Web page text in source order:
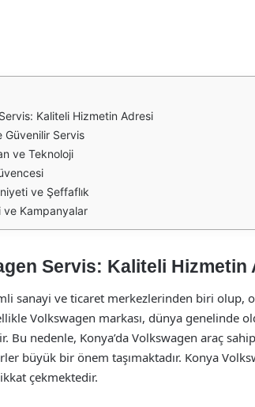
Kaliteli Hizmetin Adresi
Güvenilir Servis
ve Teknoloji
ve Şeffaflık
ve Kampanyalar
Servis: Kaliteli Hizmetin
sanayi ve ticaret merkezlerinden biri
Volkswagen markası, dünya genelinde
Bu nedenle, Konya’da Volkswagen araç
büyük bir önem taşımaktadır. Konya
çekmektedir.